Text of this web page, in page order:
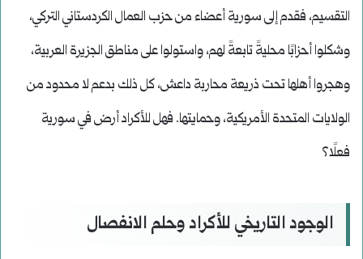
التقسيم، فقدم إلى سورية أعضاء من حزب العمال الكردستاني التركي،
وشكلوا أحزابًا محليةً تابعةً لهم، واستولوا على مناطق الجزيرة العربية،
وهجروا أهلها تحت ذريعة محاربة داعش، كل ذلك بدعم لا محدود من
الولايات المتحدة الأمريكية، وحمايتها. فهل للأكراد أرض في سورية
فعلًا؟
الوجود التاريخي للأكراد وحلم الانفصال